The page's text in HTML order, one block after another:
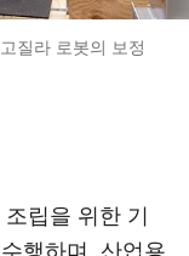
질라 로봇의 보정
립을 위한 기
행하며, 산업용